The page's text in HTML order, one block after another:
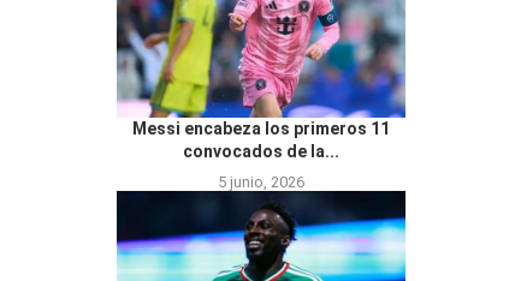
Messi encabeza los primeros 11
convocados de la...
5 junio, 2026